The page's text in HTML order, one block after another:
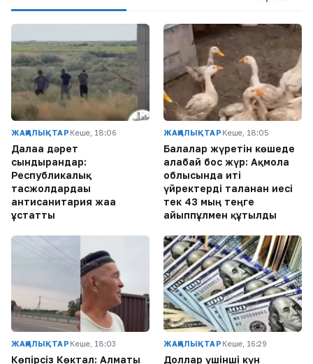
ЖАҢАЛЫҚТАР Кеше, 18:06
Далаға дәрет
сындырғандар:
Республикалық
тасжолдардағы
антисанитария жаға
ұстатты
ЖАҢАЛЫҚТАР Кеше, 18:05
Балалар жүретін көшеде
алабай бос жүр: Ақмола
облысында иті
үйректерді таланған иесі
тек 43 мың теңге
айыппұлмен құтылды
ЖАҢАЛЫҚТАР Кеше, 18:03
Көпірсіз Көктaл: Алматы
ЖАҢАЛЫҚТАР Кеше, 16:29
Доллар үшінші күн